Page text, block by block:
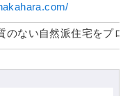
のない自然派住宅をプロ